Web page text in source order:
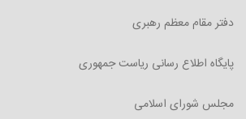
دفتر مقام معظم رهبری
پایگاه اطلاع رسانی ریاست جمهوری
مجلس شورای اسلامی